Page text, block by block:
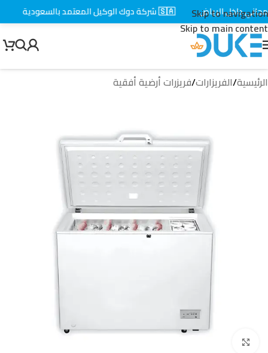
Skip to navigation
Skip to main content
الرئيسية/الفريزارات/فريزرات أرضية أفقية
داخل الرياض 🇸🇦 شركة دوك الوكيل المعتمد بالسعودية